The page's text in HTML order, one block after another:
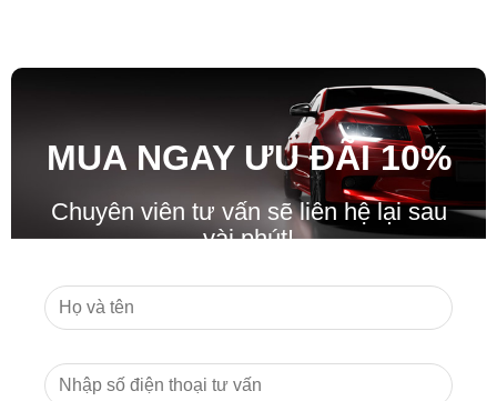
MUA NGAY ƯU ĐÃI10%
Chuyên viên tư vấn sẽ liên hệ lại sau
vài phút!